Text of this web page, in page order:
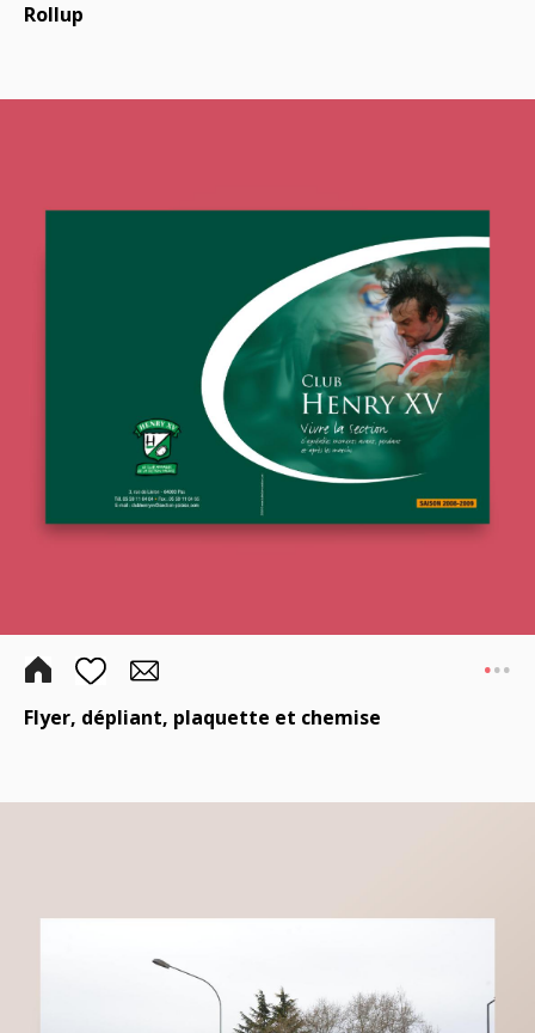
Rollup
...
Flyer, dépliant, plaquette et chemise